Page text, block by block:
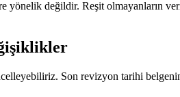
yönelik değildir. Reşit olmayanların
Son revizyon tarihi